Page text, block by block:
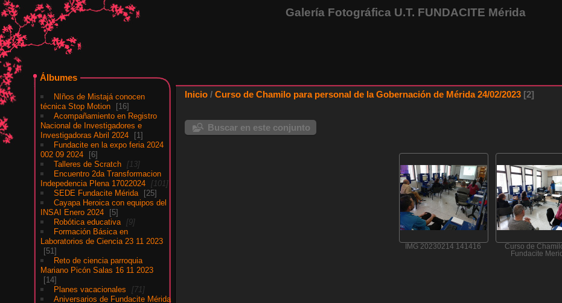
Galería Fotográfica U.T. FUNDACITE Mérida
Álbumes
NIños de Mistajá conocen
técnica Stop Motion
16
Acompañamiento en Registro
Nacional de Investigadores e
Investigadoras Abril 2024
1
Fundacite en la expo feria 2024
002 09 2024
6
Talleres de Scratch
13
Encuentro 2da Transformacion
Indepedencia Plena 17022024
101
SEDE Fundacite Mérida
25
Cayapa Heroica con equipos del
INSAI Enero 2024
5
Robótica educativa
9
Formación Básica en
Laboratorios de Ciencia 23 11 2023
51
Reto de ciencia parroquia
Mariano Picón Salas 16 11 2023
14
Planes vacacionales
71
Aniversarios de Fundacite Mérida
Inicio / Curso de Chamilo para personal de la Gobernación de Mérida 24/02/2023 2
Buscar en este conjunto
IMG 20230214 141416
Curso de
Fundacite